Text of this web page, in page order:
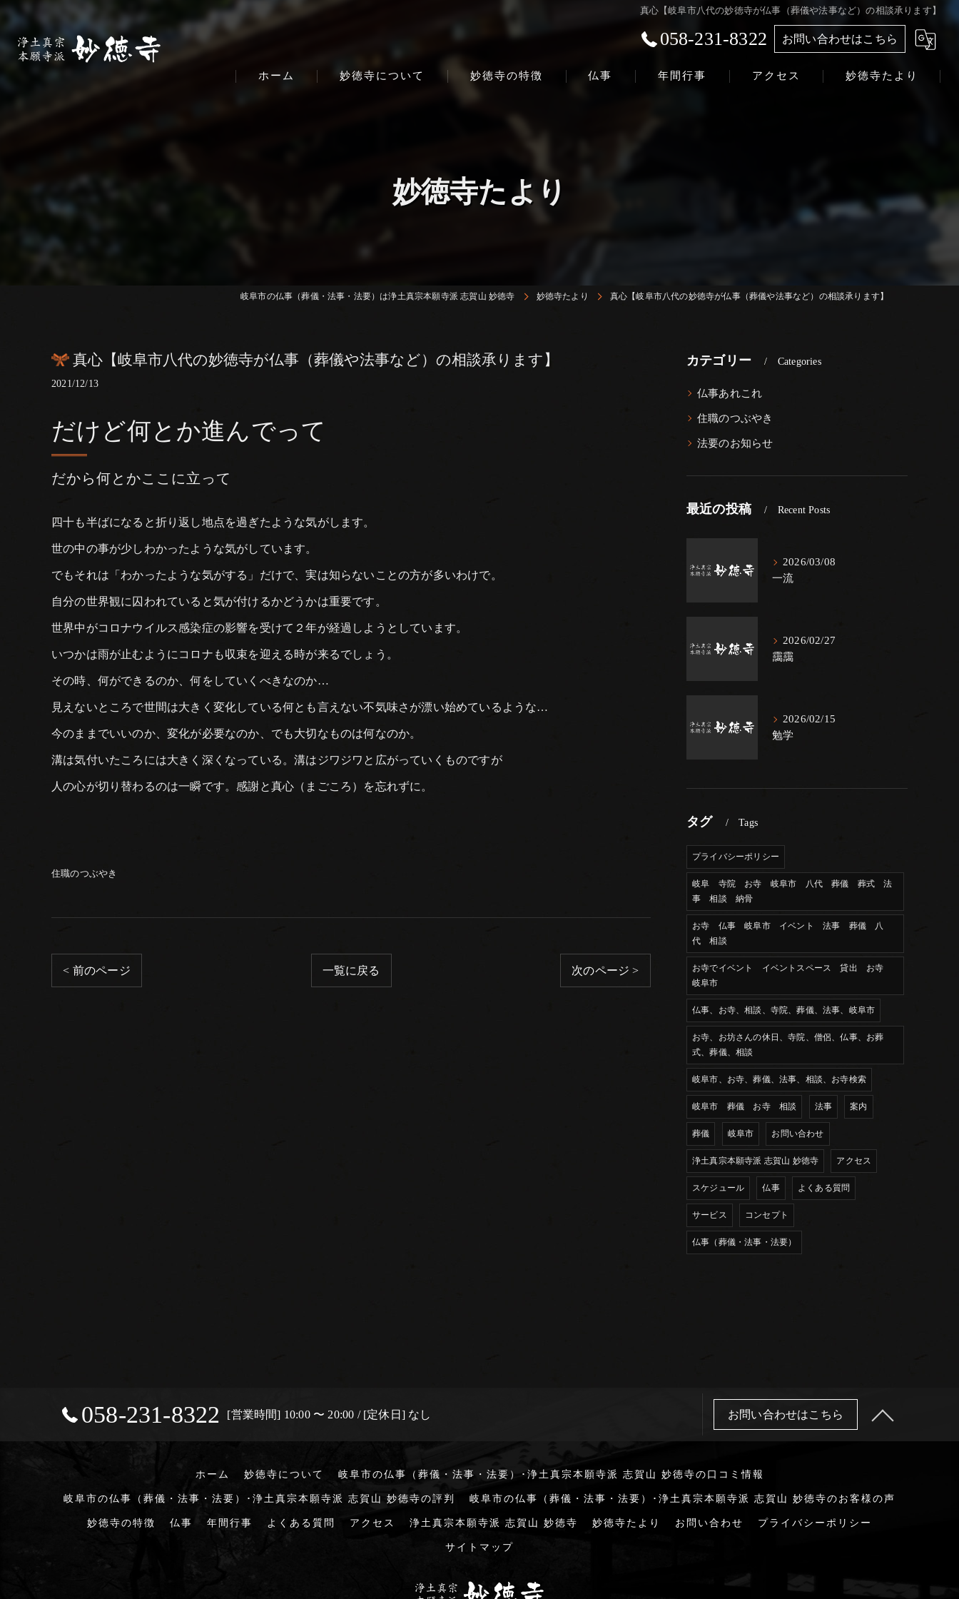
真心【岐阜市八代の妙徳寺が仏事（葬儀や法事など）の相談承ります】
058-231-8322 お問い合わせはこちら
ホーム 妙徳寺について 妙徳寺の特徴 仏事 年間行事 アクセス 妙徳寺たより
妙徳寺たより
岐阜市の仏事（葬儀・法事・法要）は浄土真宗本願寺派 志賀山 妙徳寺 妙徳寺たより 真心【岐阜市八代の妙徳寺が仏事（葬儀や法事など）の相談承ります】
真心【岐阜市八代の妙徳寺が仏事（葬儀や法事など）の相談承ります】
2021/12/13
だから何とかここに立って
だけど何とか進んでって
四十も半ばになると折り返し地点を過ぎたような気がします。
世の中の事が少しわかったような気がしています。
でもそれは「わかったような気がする」だけで、実は知らないことの方が多いわけで。
自分の世界観に囚われていると気が付けるかどうかは重要です。
世界中がコロナウイルス感染症の影響を受けて２年が経過しようとしています。
いつかは雨が止むようにコロナも収束を迎える時が来るでしょう。
その時、何ができるのか、何をしていくべきなのか…
見えないところで世間は大きく変化している何とも言えない不気味さが漂い始めているような…
今のままでいいのか、変化が必要なのか、でも大切なものは何なのか。
溝は気付いたころには大きく深くなっている。溝はジワジワと広がっていくものですが
人の心が切り替わるのは一瞬です。感謝と真心（まごころ）を忘れずに。
住職のつぶやき
< 前のページ 一覧に戻る 次のページ >
カテゴリー Categories
仏事あれこれ
住職のつぶやき
法要のお知らせ
最近の投稿 Recent Posts
2026/03/08
一流
2026/02/27
靄靄
2026/02/15
勉学
タグ Tags
プライバシーポリシー
岐阜 寺院 お寺 岐阜市 八代 葬儀 葬式 法
事 相談 納骨
お寺 仏事 岐阜市 イベント 法事 葬儀 八
代 相談
お寺でイベント イベントスペース 貸出 お寺
岐阜市
仏事、お寺、相談、寺院、葬儀、法事、岐阜市
お寺、お坊さんの休日、寺院、僧侶、仏事、お葬
式、葬儀、相談
岐阜市、お寺、葬儀、法事、相談、お寺検索
岐阜市 葬儀 お寺 相談 法事 案内
葬儀 岐阜市 お問い合わせ
浄土真宗本願寺派 志賀山 妙徳寺 アクセス
スケジュール 仏事 よくある質問
サービス コンセプト
仏事（葬儀・法事・法要）
058-231-8322 [営業時間] 10:00 〜 20:00 / [定休日] なし お問い合わせはこちら
ホーム 妙徳寺について 岐阜市の仏事（葬儀・法事・法要）･浄土真宗本願寺派 志賀山 妙徳寺の口コミ情報
岐阜市の仏事（葬儀・法事・法要）･浄土真宗本願寺派 志賀山 妙徳寺の評判 岐阜市の仏事（葬儀・法事・法要）･浄土真宗本願寺派 志賀山 妙徳寺のお客様の声
妙徳寺の特徴 仏事 年間行事 よくある質問 アクセス 浄土真宗本願寺派 志賀山 妙徳寺 妙徳寺たより お問い合わせ プライバシーポリシー
サイトマップ